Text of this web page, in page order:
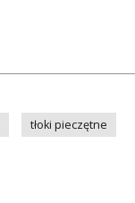
tłoki pieczętne